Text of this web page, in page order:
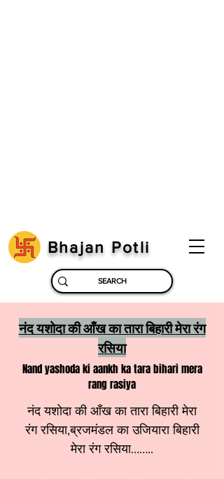
Bhajan Potli
नंद यशोदा की आँख का तारा बिहारी मेरा रंग
रसिया
Nand yashoda ki aankh ka tara bihari mera
rang rasiya
नंद यशोदा की आँख का तारा बिहारी मेरा
रंग रसिया,ब्रजमंडल का उजियारा बिहारी
मेरा रंग रसिया……..